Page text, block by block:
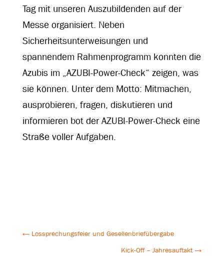
Tag mit unseren Auszubildenden auf der
Messe organisiert. Neben
Sicherheitsunterweisungen und
spannendem Rahmenprogramm konnten die
Azubis im „AZUBI-Power-Check“ zeigen, was
sie können. Unter dem Motto: Mitmachen,
ausprobieren, fragen, diskutieren und
informieren bot der AZUBI-Power-Check eine
Straße voller Aufgaben.
← Lossprechungsfeier und Gesellenbriefübergabe
Kick-Off – Jahresauftakt→